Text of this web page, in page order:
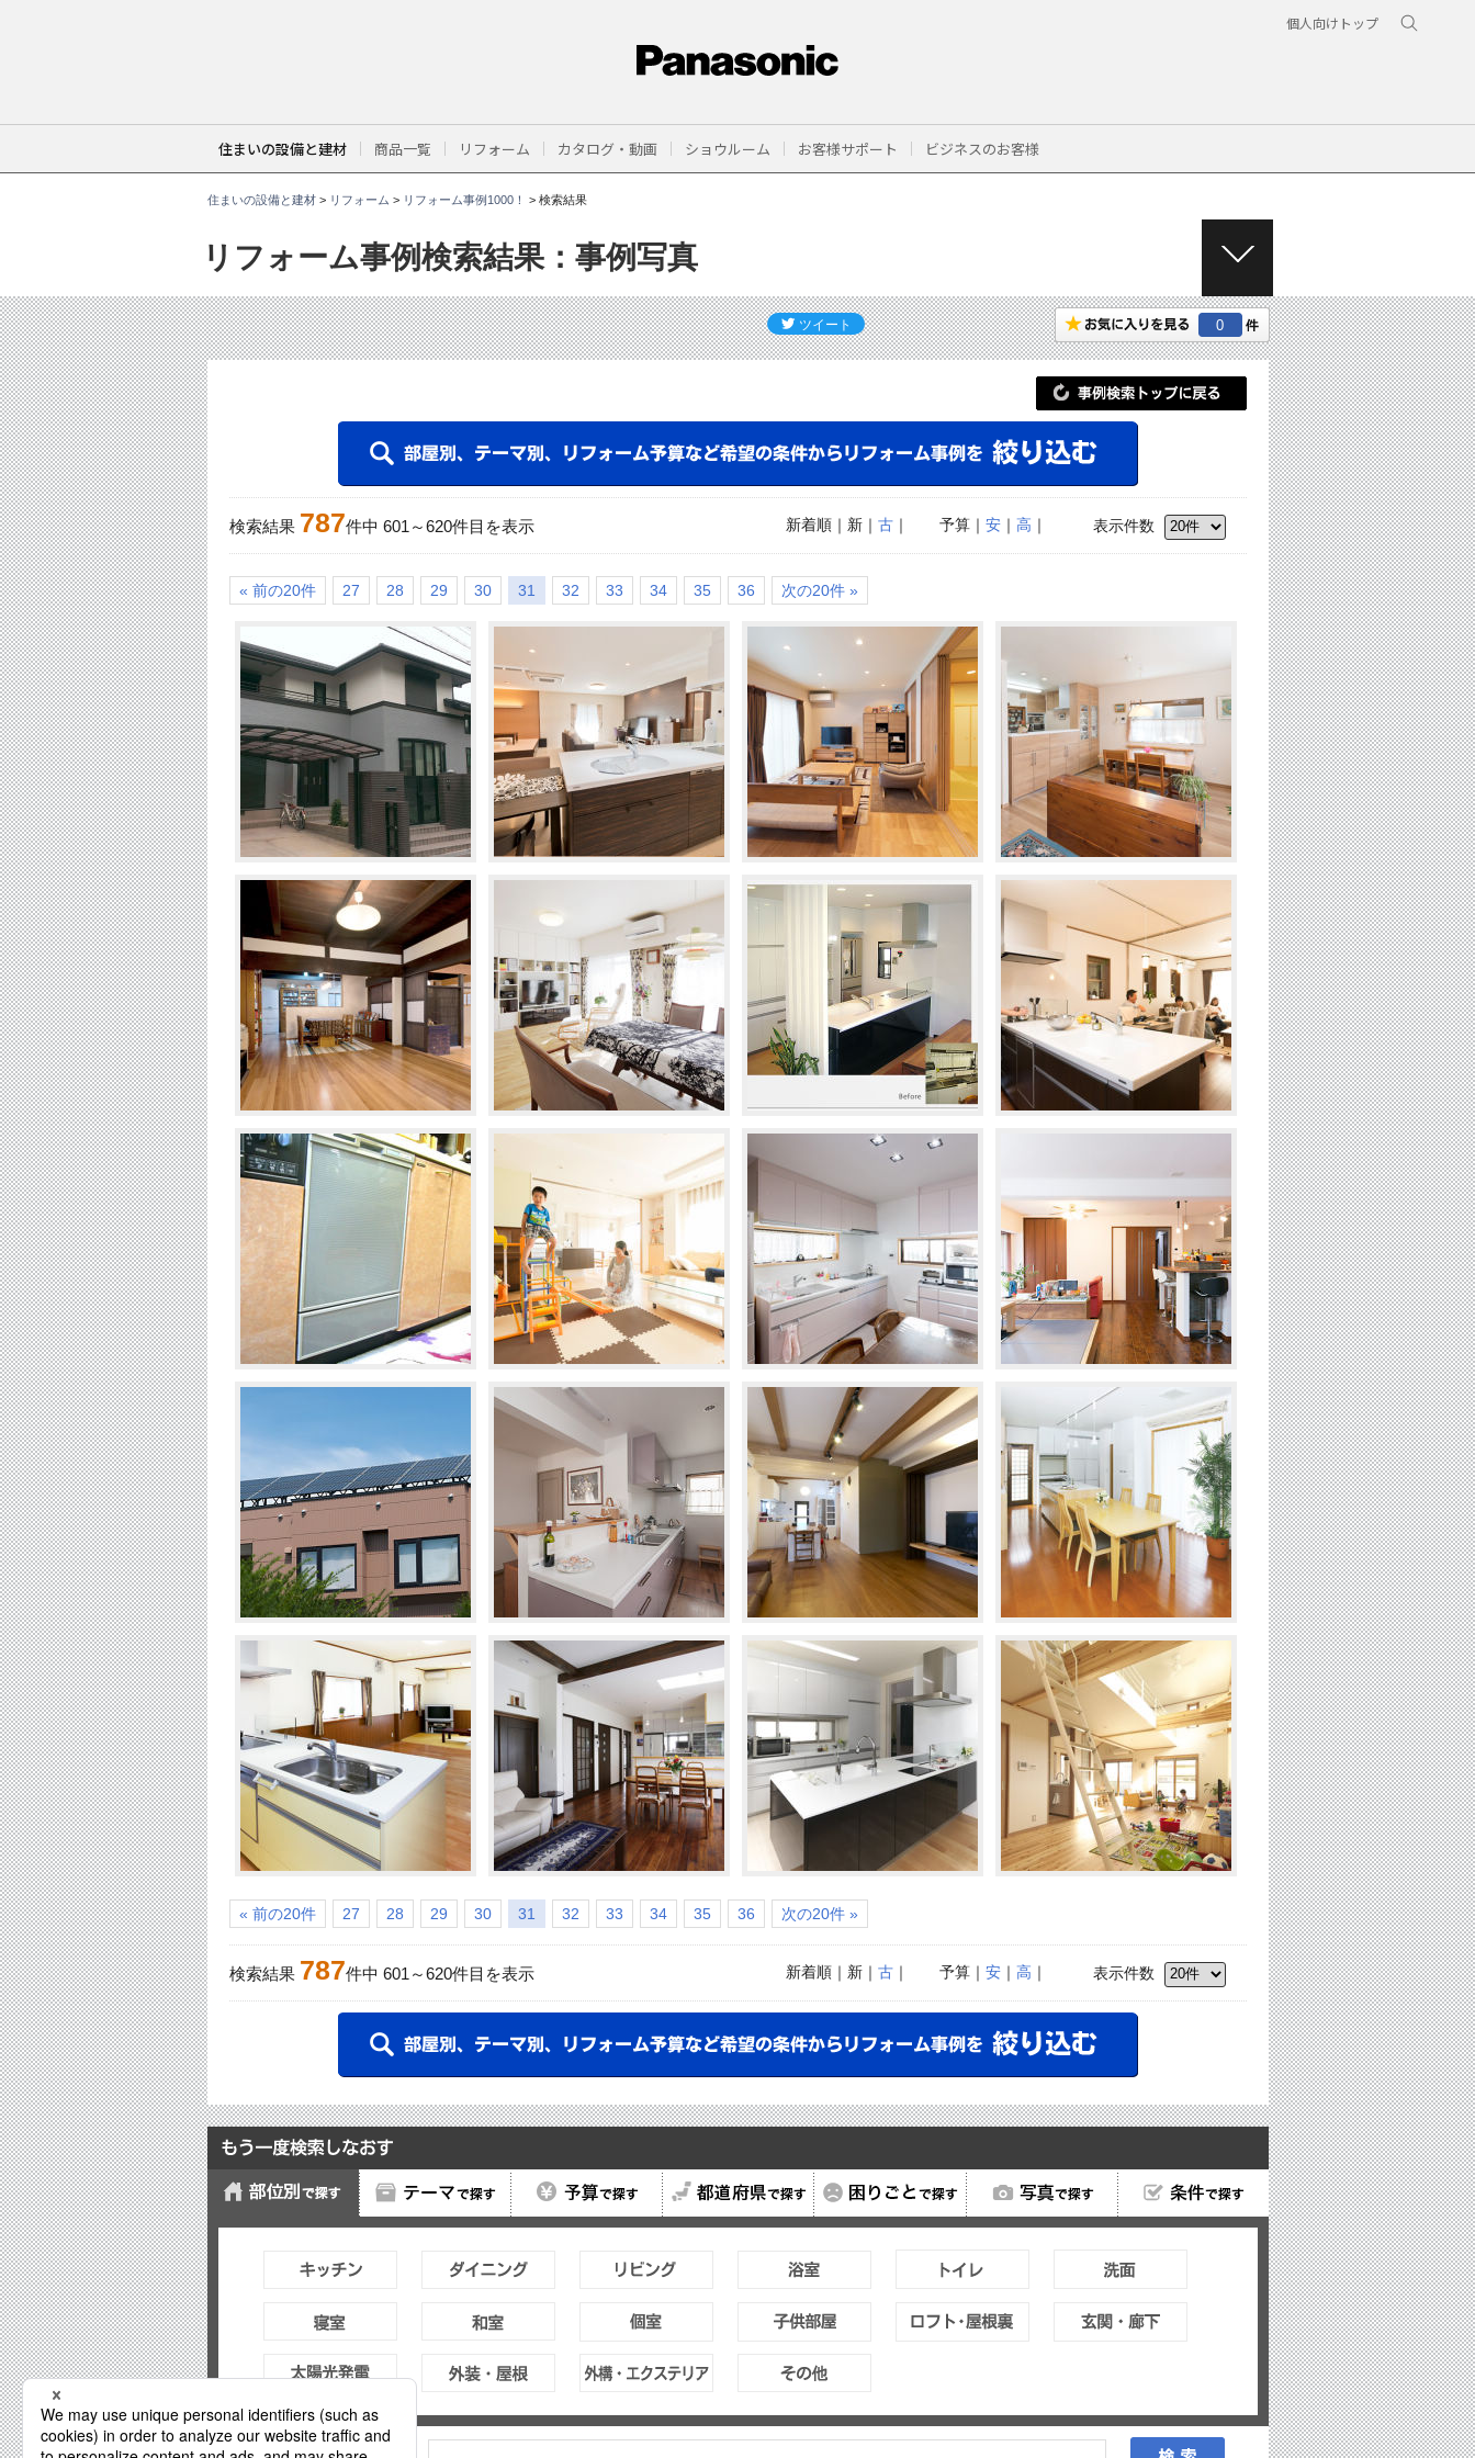
個人向けトップ
住まいの設備と建材 商品一覧 リフォーム カタログ・動画 ショウルーム お客様サポート ビジネスのお客様
住まいの設備と建材> リフォーム > リフォーム事例1000！ > 検索結果
リフォーム事例検索結果：事例写真
E
N
。
0
検索結果 787件中 601 ～620件目を表示 表示件数
予算｜ 安｜ 高 ｜
新着順｜新｜ 古｜
« 前の20件 27 28 29 30 31 32 33 34 35 36 次の20件 »
« 前の20件 27 28 29 30 31 32 33 34 35 36 次の20件 »
検索結果 787件中 601 ～620件目を表示 表示件数
予算｜ 安｜ 高 ｜
新着順｜新｜ 古｜